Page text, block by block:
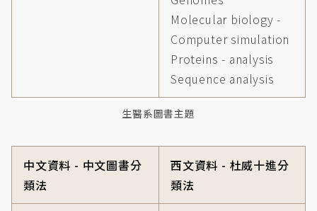
生醫系圖書主題
Molecular biology -
Computer simulation
Proteins - analysis
Sequence analysis
中文資料 - 中文圖書分
類法
西文資料 - 杜威十進分
類法